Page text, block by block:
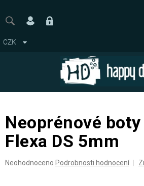
obsah
CZK
Neoprénové
Flexa DS 5mm
Průměrné
Neohodnoceno Podrobnosti hodnocení